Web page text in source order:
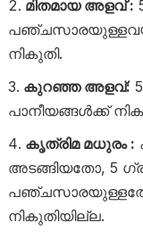
മിതമായ അളവ് :
നികുതി.
കുറഞ്ഞ അളവ്:
പാനീയങ്ങൾക്ക്
കൃത്രിമ മധുരം :
അടങ്ങിയതോ, 5
നികുതിയില്ല.